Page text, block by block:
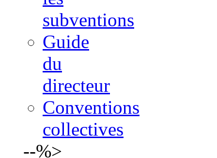
subventions
Guide
du
directeur
Conventions
collectives
--%>